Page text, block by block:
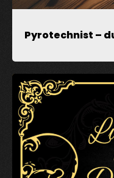
Pyrotechnist –